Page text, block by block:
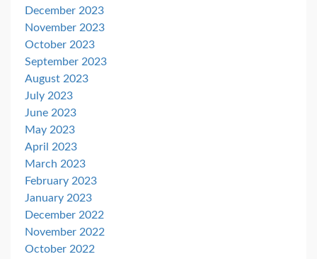
December 2023
November 2023
October 2023
September 2023
August 2023
July 2023
June 2023
May 2023
April 2023
March 2023
February 2023
January 2023
December 2022
November 2022
October 2022